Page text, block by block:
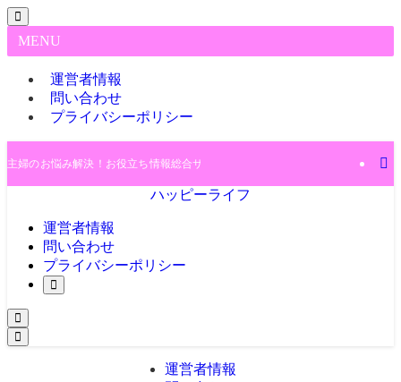
MENU
運営者情報
問い合わせ
プライバシーポリシー
主婦のお悩み解決！お役立ち情報総合サイト♪
ハッピーライフ
運営者情報
問い合わせ
プライバシーポリシー
運営者情報